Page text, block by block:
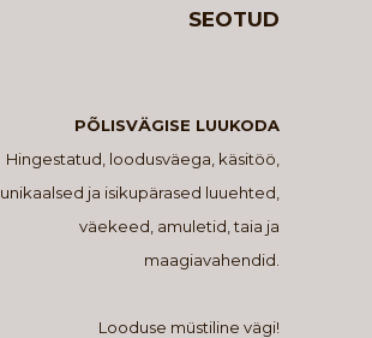
SEOTUD
PÕLISVÄGISE LUUKODA
Hingestatud, loodusväega, käsitöö,
unikaalsed ja isikupärased luuehted,
väekeed, amuletid, taia ja
maagiavahendid.
Looduse müstiline vägi!